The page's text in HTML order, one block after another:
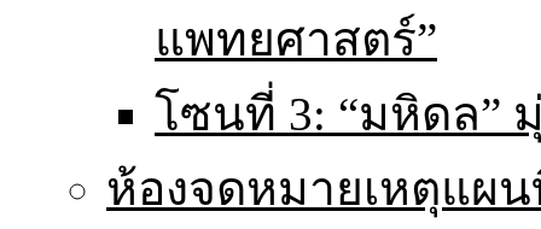
แพทยศาสตร์”
โซนที่ 3: “มหิดล”
ห้องจดหมายเหตุแผ